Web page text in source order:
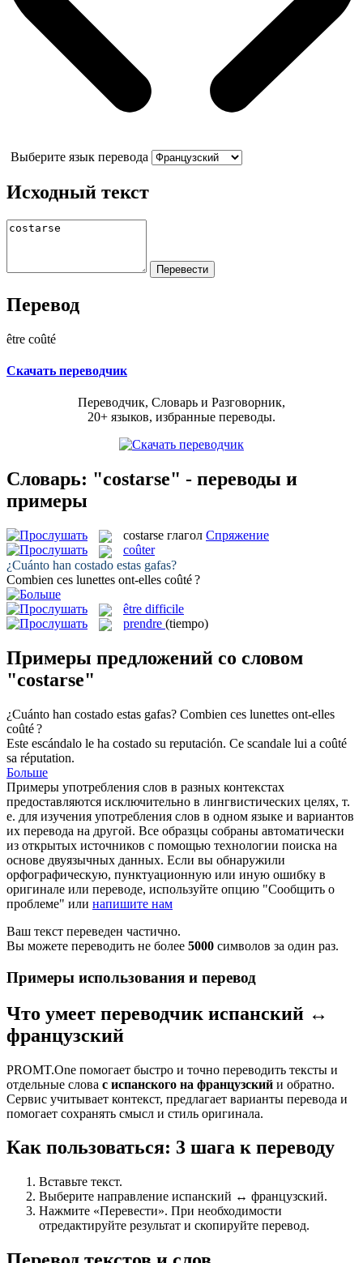
Выберите язык перевода
Исходный текст
Перевод
être coûté
Скачать переводчик
Переводчик, Словарь и Разговорник,
20+ языков, избранные переводы.
Словарь: "costarse" - переводы и
примеры
costarse глагол Спряжение
coûter
¿Cuánto han costado estas gafas?
Combien ces lunettes ont-elles coûté?
être difficile
prendre (tiempo)
Примеры предложений со словом
"costarse"
¿Cuánto han costado estas gafas? Combien ces lunettes ont-elles
coûté?
Este escándalo le ha costado su reputación. Ce scandale lui a coûté
sa réputation.
Больше
Примеры употребления слов в разных контекстах
предоставляются исключительно в лингвистических целях, т.
е. для изучения употребления слов в одном языке и вариантов
их перевода на другой. Все образцы собраны автоматически
из открытых источников с помощью технологии поиска на
основе двуязычных данных. Если вы обнаружили
орфографическую, пунктуационную или иную ошибку в
оригинале или переводе, используйте опцию "Сообщить о
проблеме" или напишите нам
Ваш текст переведен частично.
Вы можете переводить не более 5000 символов за один раз.
Примеры использования и перевод
Что умеет переводчик испанский ↔
французский
PROMT.One помогает быстро и точно переводить тексты и
отдельные слова с испанского на французский и обратно.
Сервис учитывает контекст, предлагает варианты перевода и
помогает сохранять смысл и стиль оригинала.
Как пользоваться: 3 шага к переводу
Вставьте текст.
Выберите направление испанский ↔ французский.
Нажмите «Перевести». При необходимости
отредактируйте результат и скопируйте перевод.